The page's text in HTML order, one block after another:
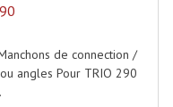
Monitoring
& Consoles
DJ
de connection /
angles Pour TRIO 290